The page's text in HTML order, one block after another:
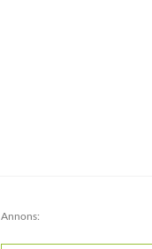
Annons: